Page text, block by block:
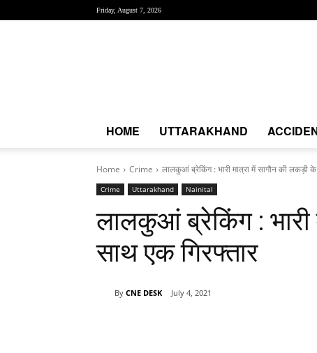
Friday, August 7, 2026
HOME UTTARAKHAND
Home Crime लालकुआं ब्रेकिंग : भारी मात्रा में सागौन की लकड़ी
Crime Uttarakhand Nainital
लालकुआं ब्रेकिंग : भारी
साथ एक गिरफ्तार
By CNE DESK July 4, 2021